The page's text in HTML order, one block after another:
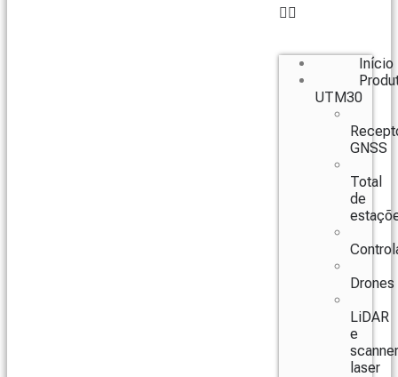
Início
UTM30
GNSS
Total
de
Drones
LiDAR
e
scanner
laser